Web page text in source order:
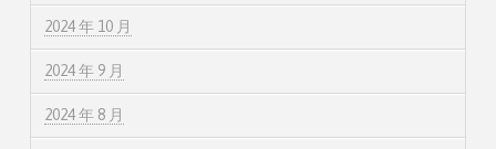
2024 年 10 月
2024 年 9 月
2024 年 8 月